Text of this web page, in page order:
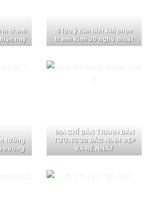
in tranh
nay
5 lưu ý cần biết khi chọn
tranh kính 3D nghệ thuật
tường
hướng
ĐỊA CHỈ BÁN TRANH DÁN
TƯỜNG 3D BẮC NINH ĐẸP
VÀ RẺ NHẤT